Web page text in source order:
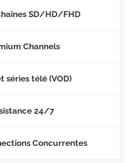
SD/HD/FHD
Channels
séries télé (VOD)
24/7
Concurrentes